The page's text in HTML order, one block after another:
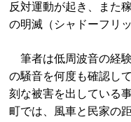
反対運動が起き、また
の明滅（シャドーフリ
筆者は低周波音の経
の騒音を何度も確認し
刻な被害を出している
町では、風車と民家の